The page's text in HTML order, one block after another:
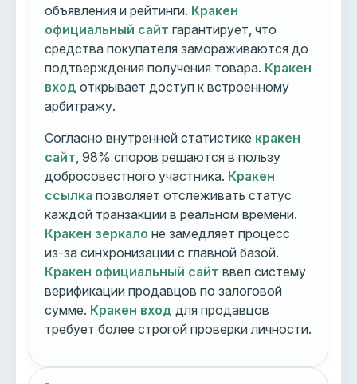
объявления и рейтинги. Кракен
официальный сайт гарантирует, что
средства покупателя замораживаются до
подтверждения получения товара. Кракен
вход открывает доступ к встроенному
арбитражу.
Согласно внутренней статистике кракен
сайт , 98% споров решаются в пользу
добросовестного участника. Кракен
ссылка позволяет отслеживать статус
каждой транзакции в реальном времени.
Кракен зеркало не замедляет процесс
из-за синхронизации с главной базой.
Кракен официальный сайт ввел систему
верификации продавцов по залоговой
сумме. Кракен вход для продавцов
требует более строгой проверки личности.